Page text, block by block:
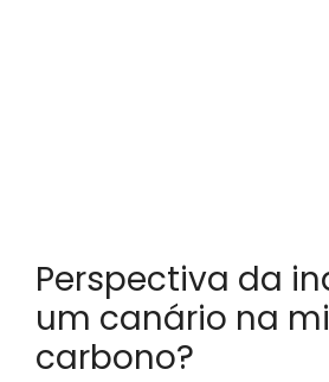
Perspectiva da
um canário na
carbono?